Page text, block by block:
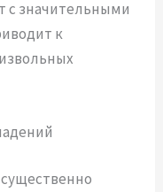
с значительными
к